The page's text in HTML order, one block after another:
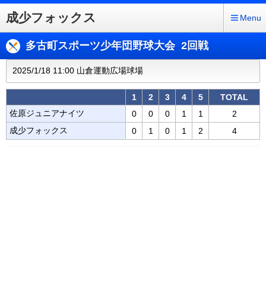
成少フォックス Menu
多古町スポーツ少年団野球大会 2回戦
2025/1/18 11:00 山倉運動広場球場
1 2 3 4 5
TOTAL
佐原ジュニアナイツ
0 0 0 1 1
2
成少フォックス
0 1 0 1 2 4